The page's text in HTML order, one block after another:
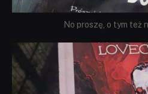
No proszę, o tym też
Wrz